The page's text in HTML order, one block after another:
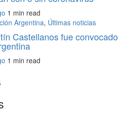
1 min read
Argentina, Últimas noticias
Castellanos fue convocado
1 min read